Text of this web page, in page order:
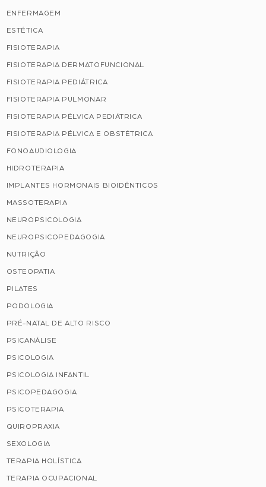
ENFERMAGEM
ESTÉTICA
FISIOTERAPIA
FISIOTERAPIA DERMATOFUNCIONAL
FISIOTERAPIA PEDIÁTRICA
FISIOTERAPIA PULMONAR
FISIOTERAPIA PÉLVICA PEDIÁTRICA
FISIOTERAPIA PÉLVICA E OBSTÉTRICA
FONOAUDIOLOGIA
HIDROTERAPIA
IMPLANTES HORMONAIS BIOIDÊNTICOS
MASSOTERAPIA
NEUROPSICOLOGIA
NEUROPSICOPEDAGOGIA
NUTRIÇÃO
OSTEOPATIA
PILATES
PODOLOGIA
PRÉ-NATAL DE ALTO RISCO
PSICANÁLISE
PSICOLOGIA
PSICOLOGIA INFANTIL
PSICOPEDAGOGIA
PSICOTERAPIA
QUIROPRAXIA
SEXOLOGIA
TERAPIA HOLÍSTICA
TERAPIA OCUPACIONAL